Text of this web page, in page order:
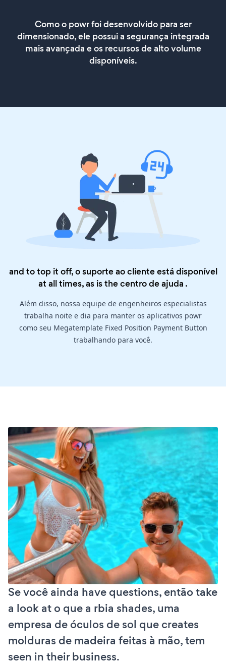
Como o powr foi desenvolvido para ser
dimensionado, ele possui a segurança integrada
mais avançada e os recursos de alto volume
disponíveis.
and to top it off, o suporte ao cliente está disponível
at all times, as is thecentro de ajuda .
Além disso, nossa equipe de engenheiros especialistas
trabalha noite e dia para manter os aplicativos powr
como seu Megatemplate Fixed Position Payment Button
trabalhando para você.
Se você ainda have questions, então take
a look at o que a rbia shades, uma
empresa de óculos de sol que creates
molduras de madeira feitas à mão, tem
seen in their business.